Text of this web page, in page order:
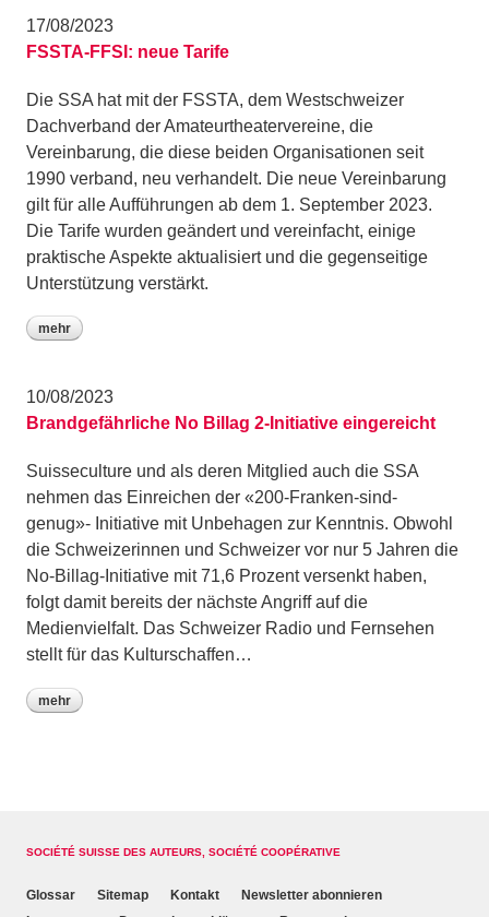
17/08/2023
FSSTA-FFSI: neue Tarife
Die SSA hat mit der FSSTA, dem Westschweizer
Dachverband der Amateurtheatervereine, die
Vereinbarung, die diese beiden Organisationen seit
1990 verband, neu verhandelt. Die neue Vereinbarung
gilt für alle Aufführungen ab dem 1. September 2023.
Die Tarife wurden geändert und vereinfacht, einige
praktische Aspekte aktualisiert und die gegenseitige
Unterstützung verstärkt.
mehr
10/08/2023
Brandgefährliche No Billag 2-Initiative eingereicht
Suisseculture und als deren Mitglied auch die SSA
nehmen das Einreichen der «200-Franken-sind-
genug»- Initiative mit Unbehagen zur Kenntnis. Obwohl
die Schweizerinnen und Schweizer vor nur 5 Jahren die
No-Billag-Initiative mit 71,6 Prozent versenkt haben,
folgt damit bereits der nächste Angriff auf die
Medienvielfalt. Das Schweizer Radio und Fernsehen
stellt für das Kulturschaffen…
mehr
SOCIÉTÉ SUISSE DES AUTEURS, SOCIÉTÉ COOPÉRATIVE
Glossar Sitemap Kontakt
Newsletter abonnieren